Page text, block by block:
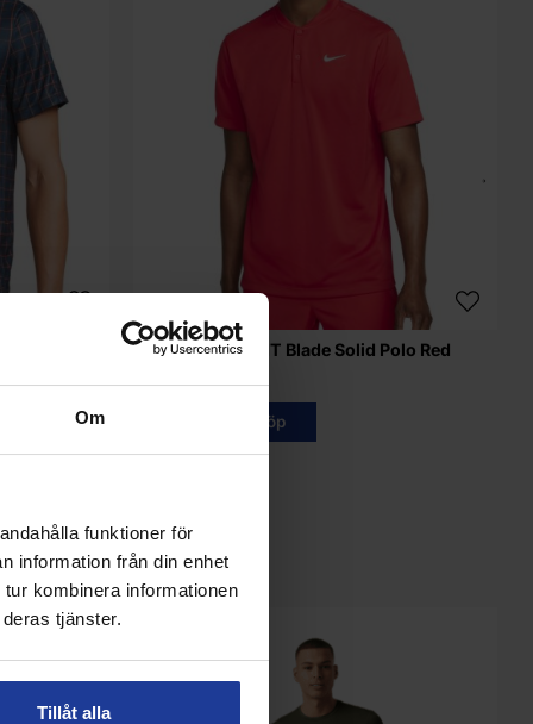
Om
funktioner för
information från din enhet
kombinera informationen
tjänster.
Tillåt alla
NIKE Court Dri FIT Blade Solid Polo Red
Köp